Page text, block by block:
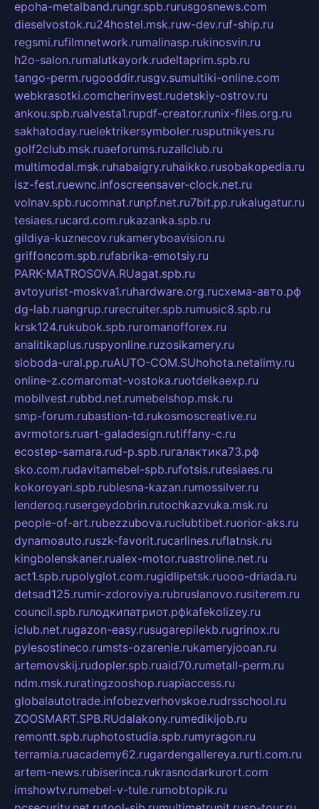
epoha-metalband.rungr.spb.rurusgosnews.com
dieselvostok.ru24hostel.msk.ruw-dev.ruf-ship.ru
regsmi.rufilmnetwork.rumalinasp.rukinosvin.ru
h2o-salon.rumalutkayork.rudeltaprim.spb.ru
tango-perm.rugooddir.rusgv.sumultiki-online.com
webkrasotki.comcherinvest.rudetskiy-ostrov.ru
ankou.spb.rualvesta1.rupdf-creator.runix-files.org.ru
sakhatoday.ruelektrikersymboler.rusputnikyes.ru
golf2club.msk.ruaeforums.ruzallclub.ru
multimodal.msk.ruhabaigry.ruhaikko.rusobakopedia.ru
isz-fest.ruewnc.infoscreensaver-clock.net.ru
volnav.spb.rucomnat.runpf.net.ru7bit.pp.rukalugatur.ru
tesiaes.rucard.com.rukazanka.spb.ru
gildiya-kuznecov.rukameryboavision.ru
griffoncom.spb.rufabrika-emotsiy.ru
PARK-MATROSOVA.RUagat.spb.ru
avtoyurist-moskva1.ruhardware.org.ruсхема-авто.рф
dg-lab.ruangrup.rurecruiter.spb.rumusic8.spb.ru
krsk124.rukubok.spb.ruromanofforex.ru
analitikaplus.ruspyonline.ruzosikamery.ru
sloboda-ural.pp.ruAUTO-COM.SUhohota.netalimy.ru
online-z.comaromat-vostoka.ruotdelkaexp.ru
mobilvest.rubbd.net.rumebelshop.msk.ru
smp-forum.rubastion-td.rukosmoscreative.ru
avrmotors.ruart-galadesign.rutiffany-c.ru
ecostep-samara.rud-p.spb.ruгалактика73.рф
sko.com.rudavitamebel-spb.rufotsis.rutesiaes.ru
kokoroyari.spb.rublesna-kazan.rumossilver.ru
lenderoq.rusergeydobrin.rutochkazvuka.msk.ru
people-of-art.rubezzubova.ruclubtibet.ruorior-aks.ru
dynamoauto.ruszk-favorit.rucarlines.ruflatnsk.ru
kingbolenskaner.rualex-motor.ruastroline.net.ru
act1.spb.rupolyglot.com.rugidlipetsk.ruooo-driada.ru
detsad125.rumir-zdoroviya.rubruslanovo.rusiterem.ru
council.spb.ruлодкипатриот.рфkafekolizey.ru
iclub.net.rugazon-easy.rusugarepilekb.rugrinox.ru
pylesostineco.rumsts-ozarenie.rukameryjooan.ru
artemovskij.rudopler.spb.ruaid70.rumetall-perm.ru
ndm.msk.ruratingzooshop.ruapiaccess.ru
globalautotrade.infobezverhovskoe.rudrsschool.ru
ZOOSMART.SPB.RUdalakony.rumedikijob.ru
remontt.spb.ruphotostudia.spb.rumyragon.ru
terramia.ruacademy62.rugardengallereya.rurti.com.ru
artem-news.rubiserinca.rukrasnodarkurort.com
imshowtv.rumebel-v-tule.rumobtopik.ru